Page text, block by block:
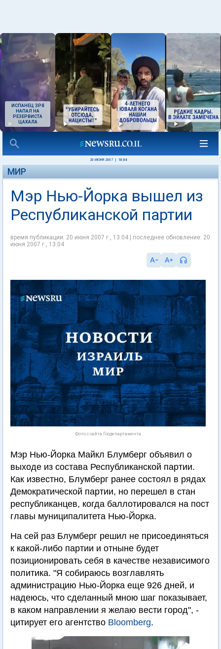
ИСПАНЕЦ ЗРЯ
НАПАЛ НА
РЕЗЕРВИСТА
ЦАХАЛА
20 ИЮНЯ 2007 10:04
МИР
Мэр Нью-Йорка вышел из
Республиканской партии
время публикации: 20 июня 2007 г., 13:04 | последнее обновление: 20
июня 2007 г., 13:04
Фото с сайта Госдепартамента
Мэр Нью-Йорка Майкл Блумберг объявил о
выходе из состава Республиканской партии.
Как известно, Блумберг ранее состоял в рядах
Демократической партии, но перешел в стан
республиканцев, когда баллотировался на пост
главы муниципалитета Нью-Йорка.
На сей раз Блумберг решил не присоединяться
к какой-либо партии и отныне будет
позиционировать себя в качестве независимого
политика. "Я собираюсь возглавлять
администрацию Нью-Йорка еще 926 дней, и
надеюсь, что сделанный мною шаг показывает,
в каком направлении я желаю вести город", -
цитирует его агентство Bloomberg.